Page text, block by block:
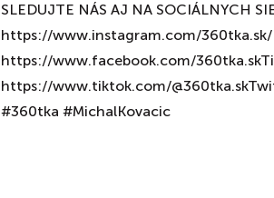
SLEDUJTE NÁS AJ NA SOCIÁLNYCH
https://www.instagram.com/360tka.sk/
https://www.facebook.com/
https://www.tiktok.com/
#360tka #MichalKovacic